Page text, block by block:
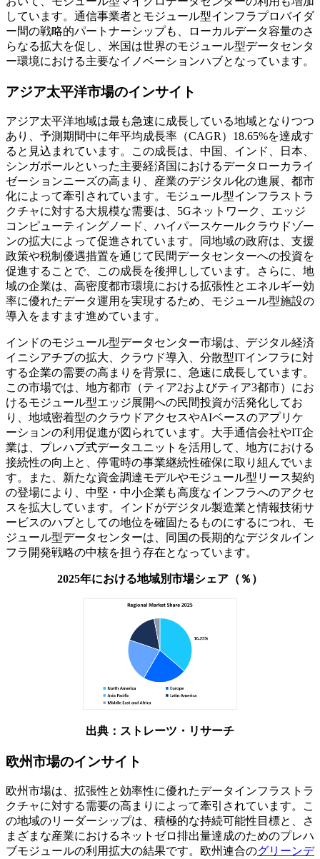
しています。通信事業者とモジュール型インフラプロバイダ
ー間の戦略的パートナーシップも、ローカルデータ容量のさ
らなる拡大を促し、米国は世界のモジュール型データセンタ
ー環境における主要なイノベーションハブとなっています。
アジア太平洋市場のインサイト
アジア太平洋地域は最も急速に成長している地域となりつつ
あり、予測期間中に年平均成長率（CAGR）18.65%を達成す
ると見込まれています。この成長は、中国、インド、日本、
シンガポールといった主要経済国におけるデータローカライ
ゼーションニーズの高まり、産業のデジタル化の進展、都市
化によって牽引されています。モジュール型インフラストラ
クチャに対する大規模な需要は、5Gネットワ​​ーク、エッジ
コンピューティングノード、ハイパースケールクラウドゾー
ンの拡大によって促進されています。同地域の政府は、支援
政策や税制優遇措置を通じて民間データセンターへの投資を
促進することで、この成長を後押ししています。さらに、地
域の企業は、高密度都市環境における拡張性とエネルギー効
率に優れたデータ運用を実現するため、モジュール型施設の
導入をますます進めています。
インドのモジュール型データセンター市場は、デジタル経済
イニシアチブの拡大、クラウド導入、分散型ITインフラに対
する企業の需要の高まりを背景に、急速に成長しています。
この市場では、地方都市（ティア2およびティア3都市）にお
けるモジュール型エッジ展開への民間投資が活発化してお
り、地域密着型のクラウドアクセスやAIベースのアプリケ
ーションの利用促進が図られています。大手通信会社やIT企
業は、プレハブ式データユニットを活用して、地方における
接続性の向上と、停電時の事業継続性確保に取り組んでいま
す。また、新たな資金調達モデルやモジュール型リース契約
の登場により、中堅・中小企業も高度なインフラへのアクセ
スを拡大しています。インドがデジタル製造業と情報技術サ
ービスのハブとしての地位を確固たるものにするにつれ、モ
ジュール型データセンターは、同国の長期的なデジタルイン
フラ開発戦略の中核を担う存在となっています。
2025年における地域別市場シェア（％）
出典：ストレーツ・リサーチ
欧州市場のインサイト
欧州市場は、拡張性と効率性に優れたデータインフラストラ
クチャに対する需要の高まりによって牽引されています。こ
の地域のリーダーシップは、積極的な持続可能性目標と、さ
まざまな産業におけるネットゼロ排出量達成のためのプレハ
ブモジュールの利用拡大の結果です。欧州連合のグリーンデ